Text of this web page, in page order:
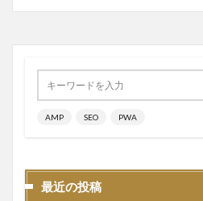
AMP SEO PWA
最近の投稿